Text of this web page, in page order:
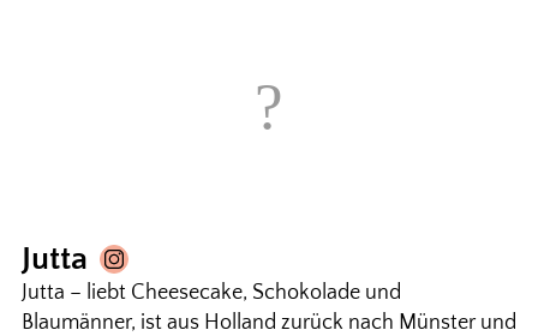
Jutta
Jutta – liebt Cheesecake, Schokolade und
Blaumänner, ist aus Holland zurück nach Münster und